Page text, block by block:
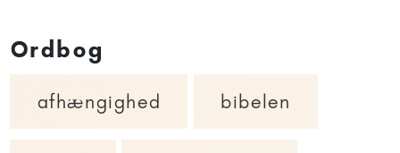
Ordbog
afhængighed bibelen